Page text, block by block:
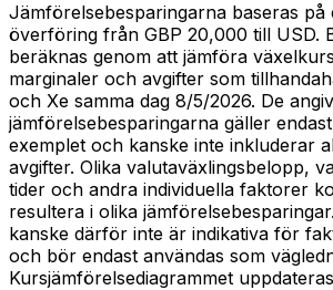
Jämförelsebesparingarna baseras på
överföring från GBP 20,000 till USD.
beräknas genom att jämföra
marginaler och avgifter som
och Xe samma dag 8/5/2026. De
jämförelsebesparingarna gäller
exemplet och kanske inte inkluderar
avgifter. Olika valutaväxlingsbelopp,
tider och andra individuella faktorer
resultera i olika
kanske därför inte är indikativa för
och bör endast användas som
Kursjämförelsediagrammet